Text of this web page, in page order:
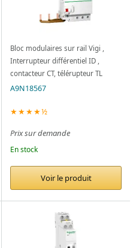
Bloc modulaires sur rail Vigi ,
Interrupteur différentiel ID ,
contacteur CT, télérupteur TL
A9N18567
★★★★½
Prix sur demande
En stock
Voir le produit